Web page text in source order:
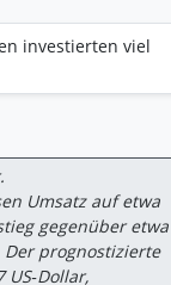
investierten viel
Umsatz auf etwa
gegenüber etwa
Der prognostizierte